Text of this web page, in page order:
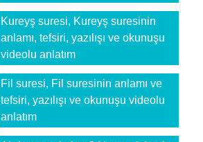
Kureyş suresi, Kureyş suresinin
anlamı, tefsiri, yazılışı ve okunuşu
videolu anlatım
Fil suresi, Fil suresinin anlamı ve
tefsiri, yazılışı ve okunuşu videolu
anlatım